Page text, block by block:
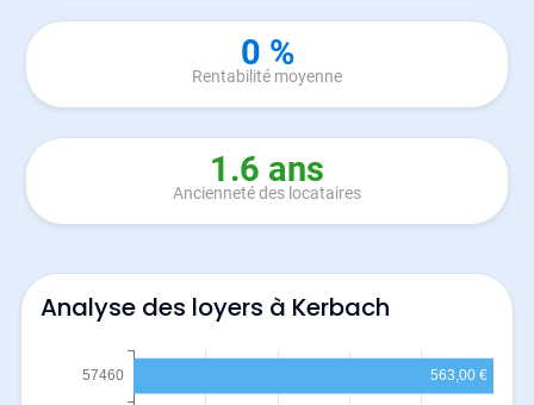
0 %
Rentabilité moyenne
1.6 ans
Ancienneté des locataires
Analyse des loyers à Kerbach